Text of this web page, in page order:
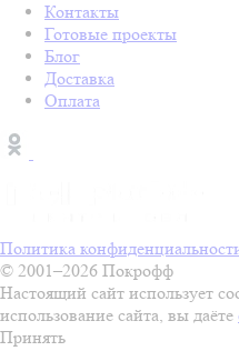
Контакты
Готовые проекты
Блог
Доставка
Оплата
Политика
© 2001–2026 Покрофф
Настоящий сайт использует
использование сайта, вы даёте
Принять